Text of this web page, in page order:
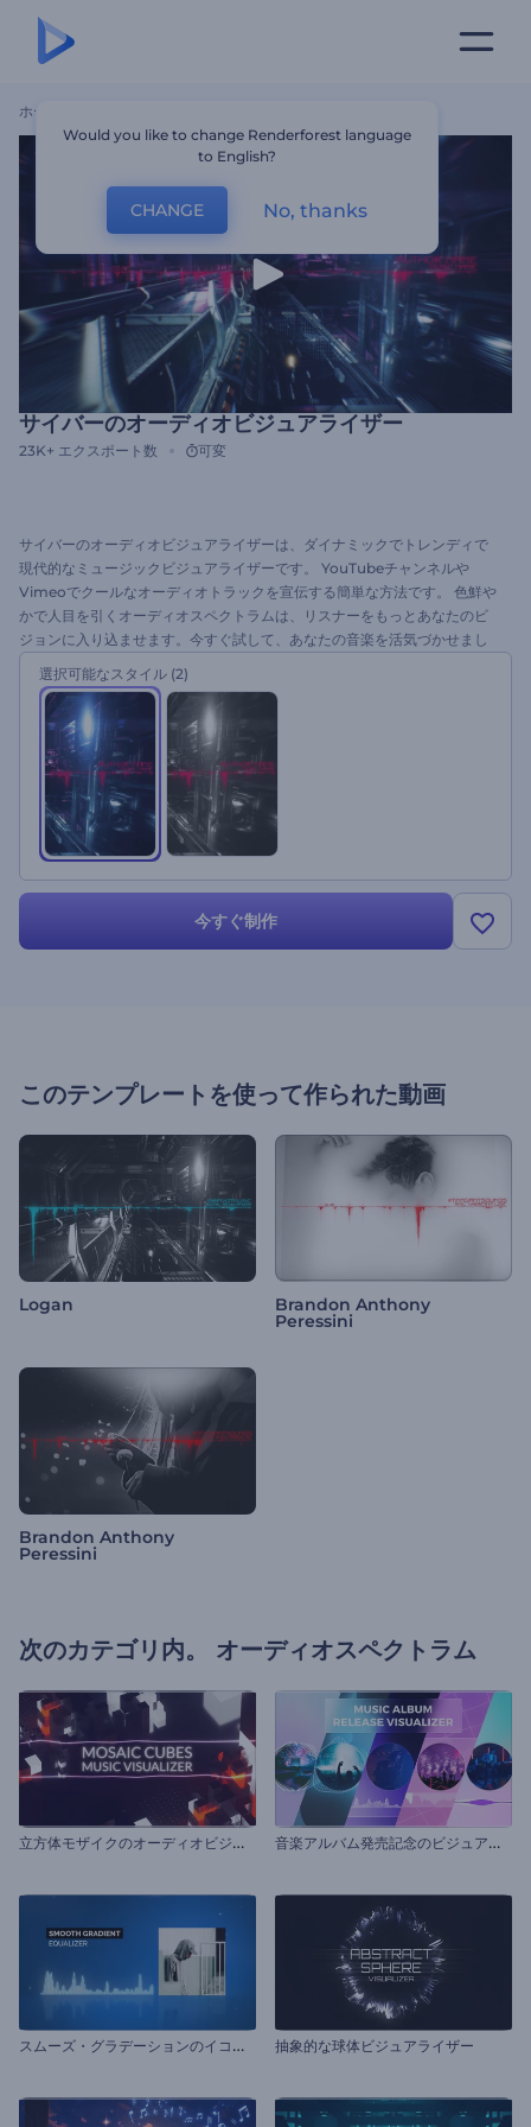
ホーム
サイバーのオーディオビジュアライザー
23K+ エクスポート数 可変
サイバーのオーディオビジュアライザーは、ダイナミックでトレンディで
現代的なミュージックビジュアライザーです。 YouTubeチャンネルや
Vimeoでクールなオーディオトラックを宣伝する簡単な方法です。 色鮮や
かで人目を引くオーディオスペクトラムは、リスナーをもっとあなたのビ
ジョンに入り込ませます。今すぐ試して、あなたの音楽を活気づかせまし
ょう！
選択可能なスタイル (2)
今すぐ制作
このテンプレートを使って作られた動画
Logan Brandon Anthony
Peressini
Brandon Anthony
Peressini
次のカテゴリ内。 オーディオスペクトラム
立
方体モザイクのオーディオビジュアライザー 音
楽アルバム発売記念のビジュアライザー
ス
ムーズ・グラデーションのイコライザー 抽象的な球体ビジュアライザー
Would you like to change Renderforest language
to English?
CHANGE No, thanks